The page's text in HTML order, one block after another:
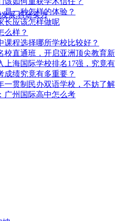
展,科研实力
是一种怎样的体验？
长应该怎样做呢
么样？
课程选择哪所学校比较好？
校直通班，开启亚洲顶尖教育
上海国际学校排名17强，究竟
成绩究竟有多重要？
一贯制民办双语学校，不妨了
广州国际高中怎么考